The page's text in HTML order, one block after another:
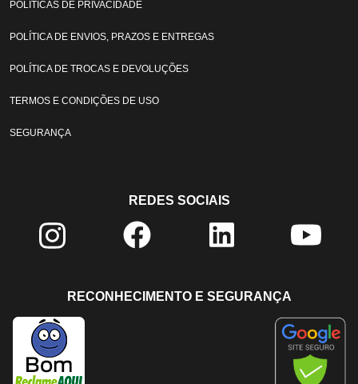
POLÍTICAS DE PRIVACIDADE
POLÍTICA DE ENVIOS, PRAZOS E ENTREGAS
POLÍTICA DE TROCAS E DEVOLUÇÕES
TERMOS E CONDIÇÕES DE USO
SEGURANÇA
REDES SOCIAIS
RECONHECIMENTO E SEGURANÇA